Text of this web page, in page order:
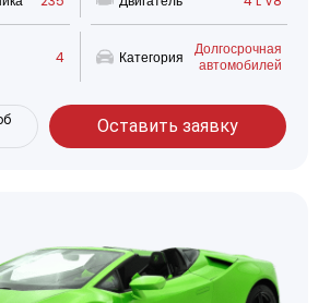
4 Категория
Долгосрочная
автомобилей
Оставить заявку